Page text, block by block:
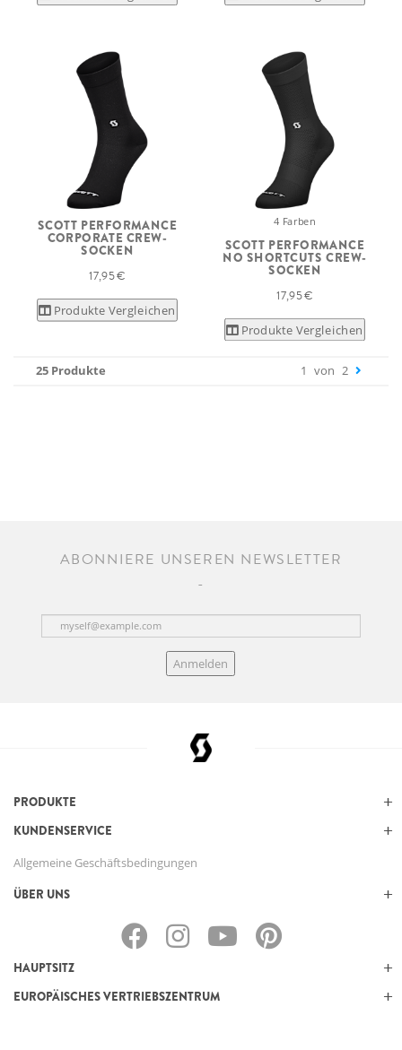
SCOTT PERFORMANCE
CORPORATE CREW-
SOCKEN
17,95 €
Produkte Vergleichen
4 Farben
SCOTT PERFORMANCE
NO SHORTCUTS CREW-
SOCKEN
17,95 €
Produkte Vergleichen
25 Produkte 1 von 2
ABONNIERE UNSEREN NEWSLETTER
Anmelden
PRODUKTE
KUNDENSERVICE
Allgemeine Geschäftsbedingungen
ÜBER UNS
HAUPTSITZ
EUROPÄISCHES VERTRIEBSZENTRUM